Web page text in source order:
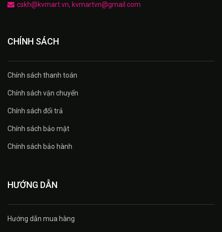
cskh@kvmart.vn, kvmartvn@gmail.com
CHÍNH SÁCH
Chính sách thanh toán
Chính sách vận chuyển
Chính sách đổi trả
Chính sách bảo mật
Chính sách bảo hành
HƯỚNG DẪN
Hướng dẫn mua hàng